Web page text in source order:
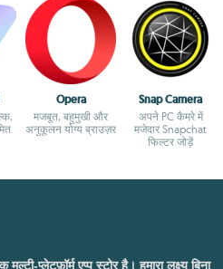
Opera
मजबूत, बहुमुखी और
अनुकूलन योग्य ब्राउज़र
Snap Camera
अपने PC कैमरे में
मजेदार Snapchat
फिल्टर जोड़ें
प्लेटफ़ॉर्म एप्प स्टोर है। हमारा लक्ष्य बिना